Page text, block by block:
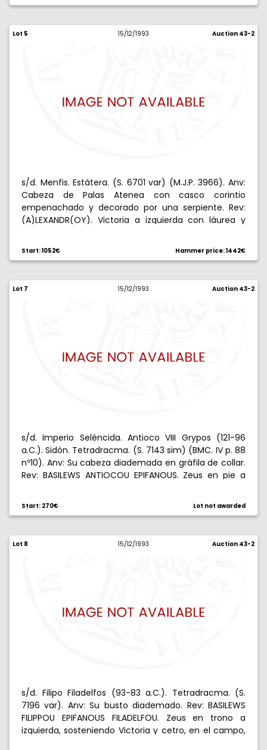
Lot 5 15/12/1993 Auction 43-2
s/d. Menfis. Estátera. (S. 6701 var) (M.J.P. 3966). Anv:
Cabeza de Palas Atenea con casco corintio
empenachado y decorado por una serpiente. Rev:
(A)LEXANDR(OY). Victoria a izquierda con láurea y
Parte del brillo original. EBC.
Start: 1052€ Hammer price: 1442€
Lot 7 15/12/1993 Auction 43-2
s/d. Imperio Seléncida. Antioco VIII Grypos (121-96
a.C.). Sidón. Tetradracma. (S. 7143 sim) (BMC. IV p. 88
nº10). Anv: Su cabeza diademada en gráfila de collar.
Rev: BASILEWS ANTIOCOU EPIFANOUS. Zeus en pie a
estrella y cetro, a izquierda IE/A, a drecha N, todo en
láurea. 16,72 g. Bella. EBC.
Start: 270€ Lot not awarded
Lot 8 15/12/1993 Auction 43-2
s/d. Filipo Filadelfos (93-83 a.C.). Tetradracma. (S.
7196 var). Anv: Su busto diademado. Rev: BASILEWS
FILIPPOU EPIFANOUS FILADELFOU. Zeus en trono a
izquierda, sosteniendo Victoria y cetro, en el campo,